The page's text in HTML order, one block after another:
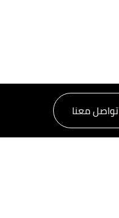
تواصل معنا